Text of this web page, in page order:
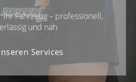
Ihr Fahrzeug – professionell,
und nah.
Services